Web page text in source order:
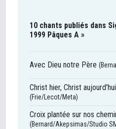
10 chants publiés dans
1999 Pâques A »
Avec Dieu notre Père
Christ hier, Christ aujourd'hui
(Frie/Lecot/Meta)
Croix plantée sur nos
(Bernard/Akepsimas/Studio